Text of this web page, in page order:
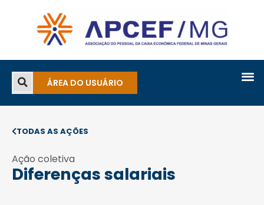
ÁREA DO USUÁRIO
TODAS AS AÇÕES
Ação coletiva
Diferenças salariais